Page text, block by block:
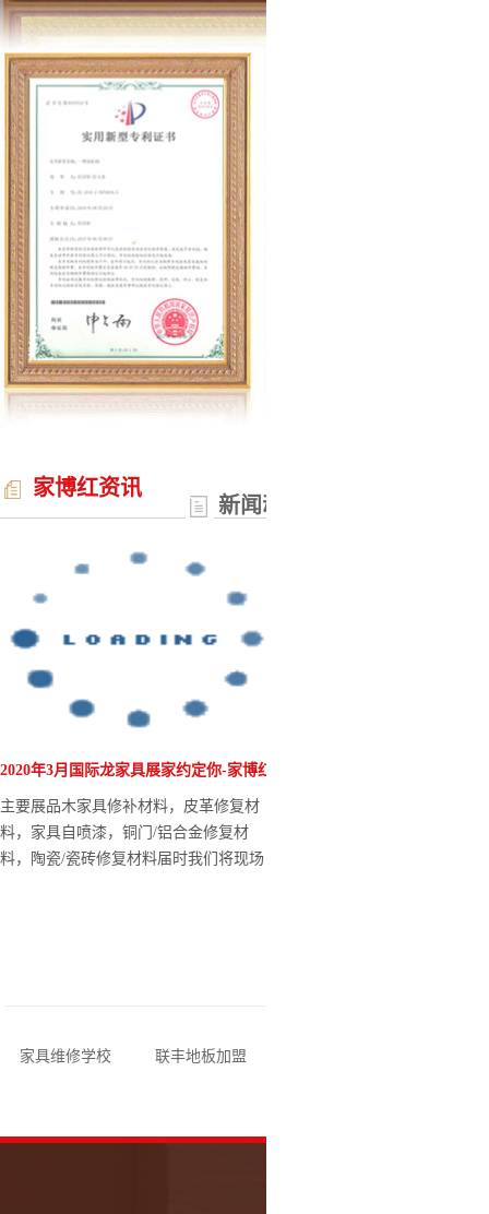
家博红资讯
新闻动态
2020年3月国际龙家具展家约定你-家博红
主要展品木家具修补材料，皮革修复材
料，家具自喷漆，铜门/铝合金修复材
料，陶瓷/瓷砖修复材料届时我们将现场
家具维修学校 联丰地板加盟